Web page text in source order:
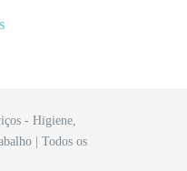
- Higiene,
| Todos os